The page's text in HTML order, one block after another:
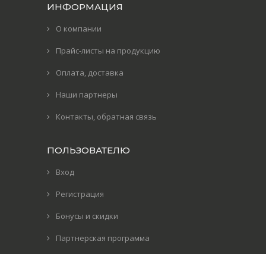
ИНФОРМАЦИЯ
О компании
Прайс-листы на продукцию
Оплата, доставка
Наши партнеры
Контакты, обратная связь
ПОЛЬЗОВАТЕЛЮ
Вход
Регистрация
Бонусы и скидки
Партнерская программа